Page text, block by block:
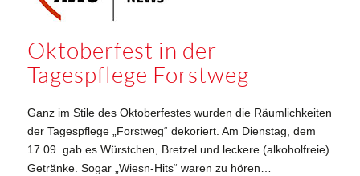
Oktoberfest in der
Tagespflege Forstweg
Ganz im Stile des Oktoberfestes wurden die Räumlichkeiten
der Tagespflege „Forstweg“ dekoriert. Am Dienstag, dem
17.09. gab es Würstchen, Bretzel und leckere (alkoholfreie)
Getränke. Sogar „Wiesn-Hits“ waren zu hören…